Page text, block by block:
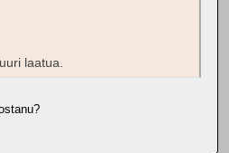
laatua.